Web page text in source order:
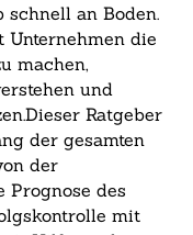
an Boden.
die
machen,
und
Ratgeber
der gesamten
der
Prognose des
mit